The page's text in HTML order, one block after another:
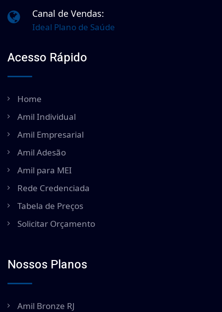
Canal de Vendas:
Ideal Plano de Saúde
Acesso Rápido
Home
Amil Individual
Amil Empresarial
Amil Adesão
Amil para MEI
Rede Credenciada
Tabela de Preços
Solicitar Orçamento
Nossos Planos
Amil Bronze RJ